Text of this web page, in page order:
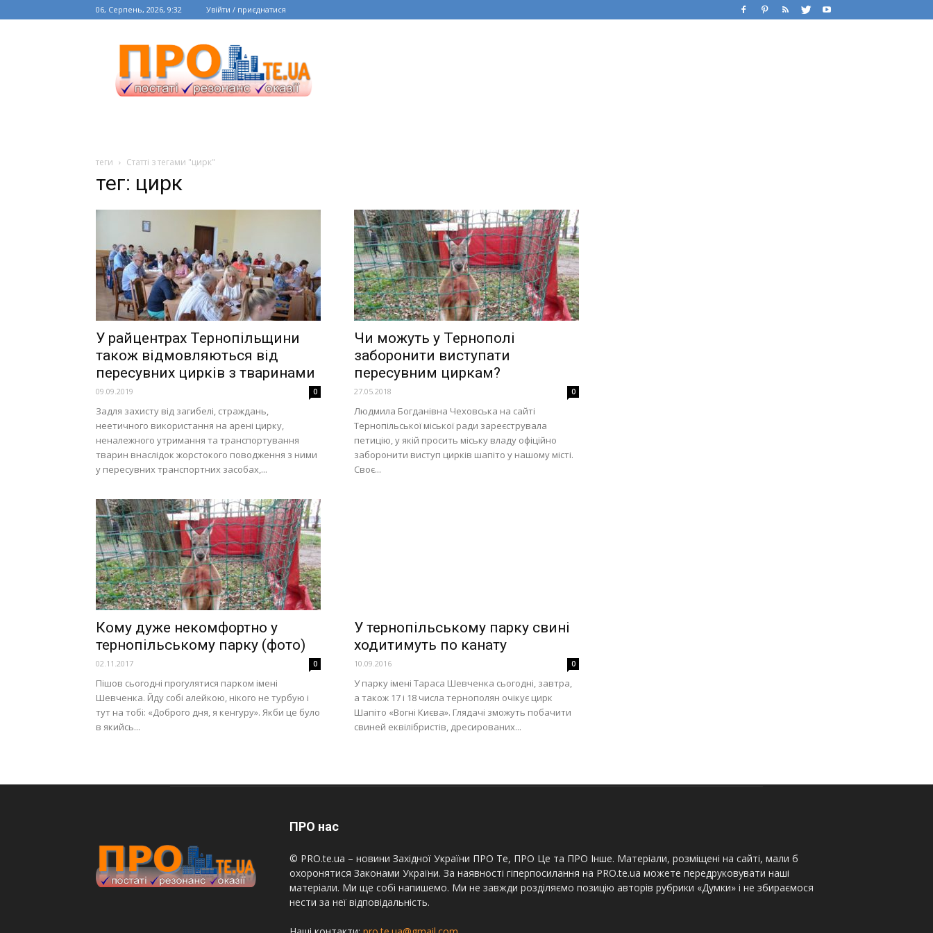
06, Серпень, 2026, 9:32 Увійти / приєднатися
теги Статті з тегами "цирк"
тег: цирк
У райцентрах Тернопільщини
також відмовляються від
пересувних цирків з тваринами
09.09.2019 0
Задля захисту від загибелі, страждань,
неетичного використання на арені цирку,
неналежного утримання та транспортування
тварин внаслідок жорстокого поводження з ними
у пересувних транспортних засобах,...
Чи можуть у Тернополі
заборонити виступати
пересувним циркам?
27.05.2018 0
Людмила Богданівна Чеховська на сайті
Тернопільської міської ради зареєструвала
петицію, у якій просить міську владу офіційно
заборонити виступ цирків шапіто у нашому місті.
Своє...
Кому дуже некомфортно у
тернопільському парку (фото)
02.11.2017 0
Пішов сьогодні прогулятися парком імені
Шевченка. Йду собі алейкою, нікого не турбую і
тут на тобі: «Доброго дня, я кенгуру». Якби це було
в якийсь...
У тернопільському парку свині
ходитимуть по канату
10.09.2016 0
У парку імені Тараса Шевченка сьогодні, завтра,
а також 17 і 18 числа тернополян очікує цирк
Шапіто «Вогні Києва». Глядачі зможуть побачити
свиней еквілібристів, дресированих...
ПРО нас
© PRO.te.ua – новини Західної України ПРО Те, ПРО Це та ПРО Інше. Матеріали, розміщені на сайті, мали б
охоронятися Законами України. За наявності гіперпосилання на PRO.te.ua можете передруковувати наші
матеріали. Ми ще собі напишемо. Ми не завжди розділяємо позицію авторів рубрики «Думки» і не збираємося
нести за неї відповідальність.